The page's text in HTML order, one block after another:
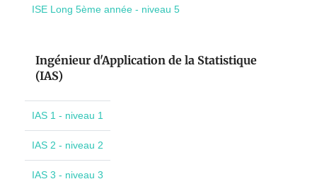
ISE Long 5ème année - niveau 5
Ingénieur d'Application de la Statistique
(IAS)
IAS 1 - niveau 1
IAS 2 - niveau 2
IAS 3 - niveau 3